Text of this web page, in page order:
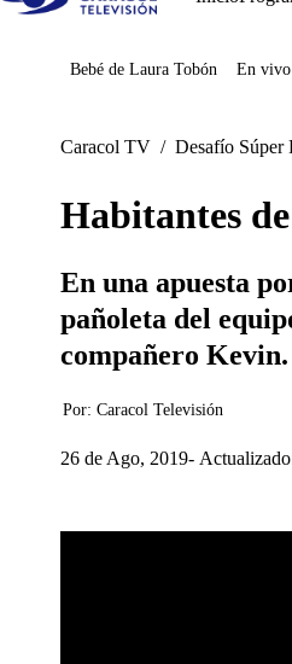
Juegos
Bebé de Laura Tobón En
Caracol TV / Desafío Súper
Habitantes
En una apuesta
pañoleta del
compañero Kevin.
Por: Caracol Televisión
26 de Ago, 2019